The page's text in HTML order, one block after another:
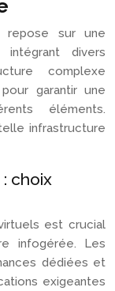
repose sur une
intégrant divers
complexe
garantir une
éléments.
infrastructure
choix
est crucial
infogérée. Les
dédiées et
exigeantes